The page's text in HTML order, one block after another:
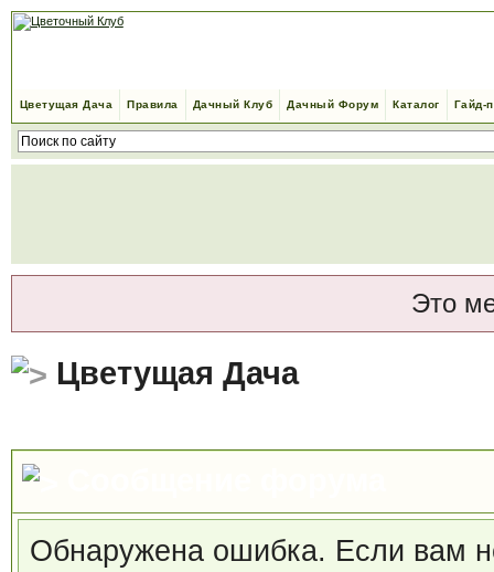
Цветущая Дача Правила Дачный Клуб Дачный Форум Каталог Гайд-
Это
Цветущая Дача
Обнаружена ошибка. Если вам